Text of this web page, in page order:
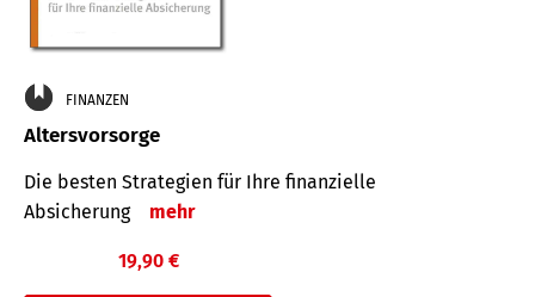
FINANZEN
Altersvorsorge
Die besten Strategien für Ihre finanzielle
Absicherung
mehr
19,90 €